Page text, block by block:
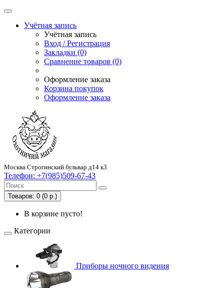
Учётная запись
Учётная запись
Вход / Регистрация
Закладки (0)
Сравнение товаров (0)
Оформление заказа
Корзина покупок
Оформление заказа
Москва Строгинский бульвар д14 к3
Телефон: +7(985)509-67-43
Товаров: 0 (0 р.)
В корзине пусто!
Категории
Приборы ночного видения